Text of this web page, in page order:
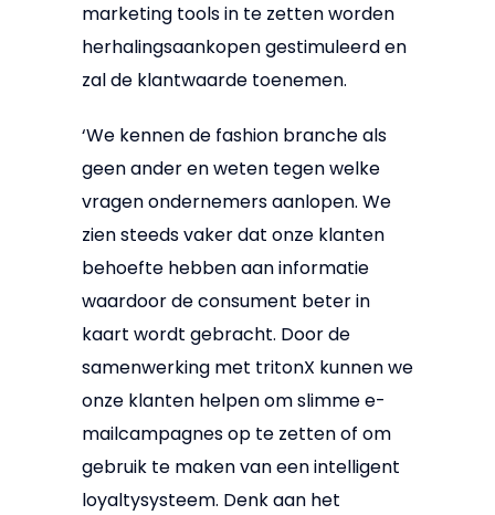
marketing tools in te zetten worden
herhalingsaankopen gestimuleerd en
zal de klantwaarde toenemen.
‘We kennen de fashion branche als
geen ander en weten tegen welke
vragen ondernemers aanlopen. We
zien steeds vaker dat onze klanten
behoefte hebben aan informatie
waardoor de consument beter in
kaart wordt gebracht. Door de
samenwerking met tritonX kunnen we
onze klanten helpen om slimme e-
mailcampagnes op te zetten of om
gebruik te maken van een intelligent
loyaltysysteem. Denk aan het